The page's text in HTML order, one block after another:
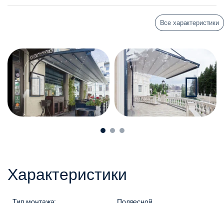
Все характеристики
Характеристики
Тип монтажа: Подвесной